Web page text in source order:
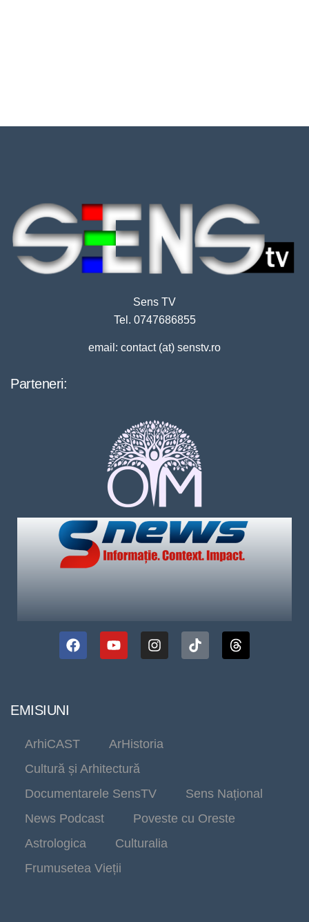
Sens TV
Tel. 0747686855
email: contact (at) senstv.ro
Parteneri:
EMISIUNI
ArhiCAST
ArHistoria
Cultură și Arhitectură
Documentarele SensTV
Sens Național
News Podcast
Poveste cu Oreste
Astrologica
Culturalia
Frumusetea Vieții